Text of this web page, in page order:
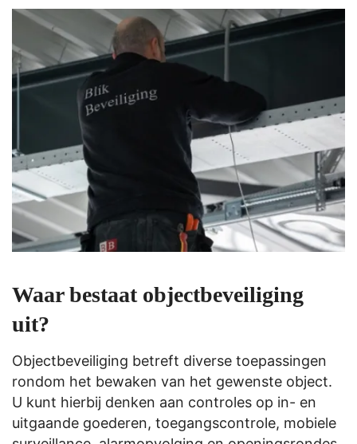
Waar bestaat objectbeveiliging
uit?
Objectbeveiliging betreft diverse toepassingen
rondom het bewaken van het gewenste object.
U kunt hierbij denken aan controles op in- en
uitgaande goederen, toegangscontrole, mobiele